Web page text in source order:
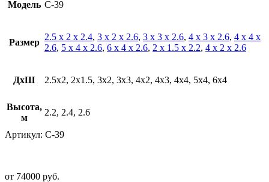
Модель С-39
Размер
2.5 х 2 х 2.4, 3 х 2 х 2.6, 3 х 3 х 2.6, 4 х 3 х 2.6, 4 х 4 х
2.6, 5 х 4 х 2.6, 6 х 4 х 2.6, 2 х 1.5 х 2.2, 4 х 2 х 2.6
ДхШ 2.5х2, 2х1.5, 3х2, 3х3, 4х2, 4х3, 4х4, 5х4, 6х4
Высота,
м
2.2, 2.4, 2.6
Артикул: С-39
от 74000 руб.